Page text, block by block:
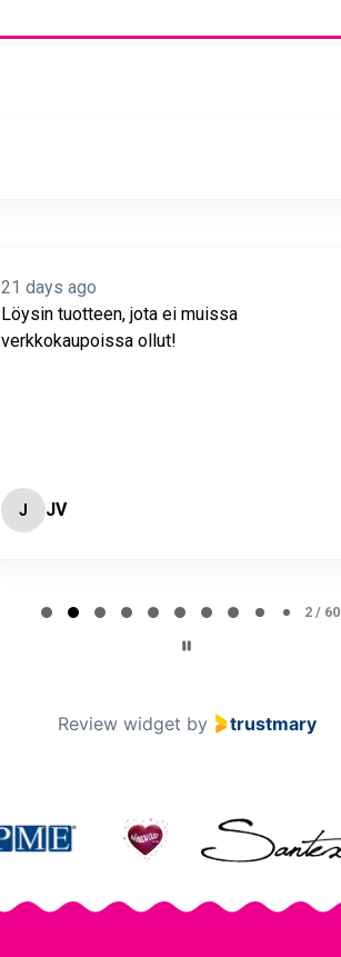
21 days ago
Löysin tuotteen, jota ei muissa
verkkokaupoissa ollut!
J JV
2 / 60
Review widget by trustmary